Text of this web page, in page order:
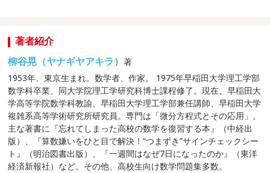
著者紹介
柳谷晃（ヤナギヤアキラ）著
1953年、東京生まれ。数学者、作家。 1975年早稲田大学理工学部
数学科卒業、同大学院理工学研究科博士課程修了。現在、早稲田大
学高等学院数学科教諭、早稲田大学理工学部兼任講師、早稲田大学
複雑系高等学術研究所研究員。専門は「微分方程式とその応用」。
主な著書に『忘れてしまった高校の数学を復習する本』（中経出
版）、『算数嫌いをひと目で解決！“つまずき”サインチェックシー
ト』（明治図書出版）、『一週間はなぜ7日になったのか』（東洋
経済新報社）など。その他、高校生向け数学問題集多数。